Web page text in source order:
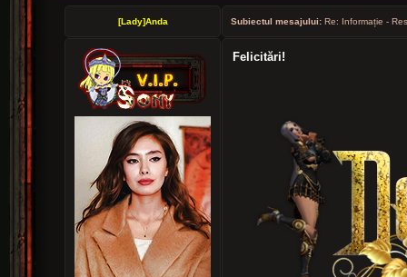
[Lady]Anda Subiectul mesajului: Re: Informație -
Felicitări!